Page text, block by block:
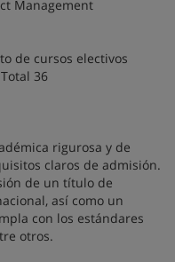
Management
de cursos electivos
36
rigurosa y de
claros de admisión.
de un título de
así como un
con los estándares
otros.